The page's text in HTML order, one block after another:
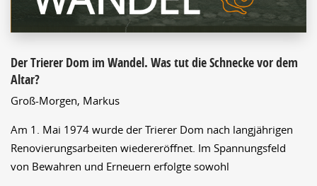
Der Trierer Dom im Wandel. Was tut die Schnecke vor dem
Altar?
Groß-Morgen, Markus
Am 1. Mai 1974 wurde der Trierer Dom nach langjährigen
Renovierungsarbeiten wiedereröffnet. Im Spannungsfeld
von Bewahren und Erneuern erfolgte sowohl